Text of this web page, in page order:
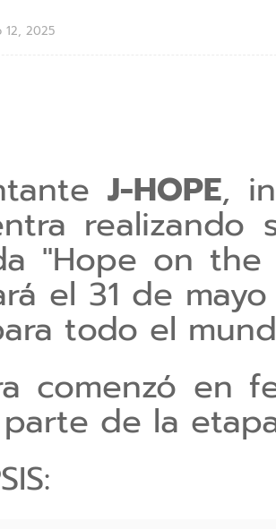
12, 2025
J-HOPE,
realizando
"Hope on the
el 31 de
todo el
comenzó en
de la